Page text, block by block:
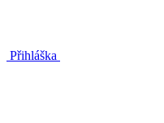
Přihláška